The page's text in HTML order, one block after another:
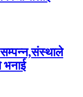
सम्पन्न,संस्थाले
भनाई